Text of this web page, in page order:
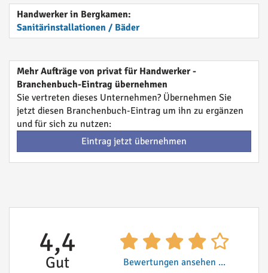
Handwerker in Bergkamen:
Sanitärinstallationen / Bäder
Mehr Aufträge von privat für Handwerker -
Branchenbuch-Eintrag übernehmen
Sie vertreten dieses Unternehmen? Übernehmen Sie
jetzt diesen Branchenbuch-Eintrag um ihn zu ergänzen
und für sich zu nutzen:
Eintrag jetzt übernehmen
4,4
Gut Bewertungen ansehen ...